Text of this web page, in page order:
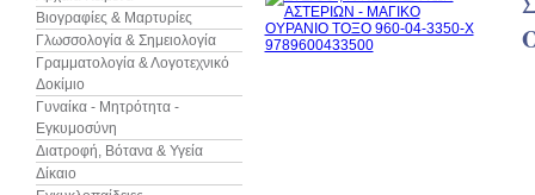
Βιογραφίες & Μαρτυρίες
Γλωσσολογία & Σημειολογία
Γραμματολογία & Λογοτεχνικό
Δοκίμιο
Γυναίκα - Μητρότητα -
Εγκυμοσύνη
Διατροφή, Βότανα & Υγεία
Δίκαιο